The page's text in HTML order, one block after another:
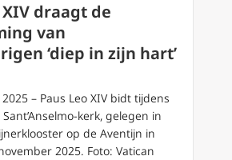
XIV draagt de
van
‘diep in zijn hart’
– Paus Leo XIV bidt tijdens
kerk, gelegen in
op de Aventijn in
2025. Foto: Vatican